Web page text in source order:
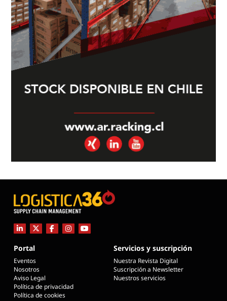
Portal
Eventos
Nosotros
Aviso Legal
Política de privacidad
Política de cookies
Servicios y suscripción
Nuestra Revista Digital
Suscripción a Newsletter
Nuestros servicios